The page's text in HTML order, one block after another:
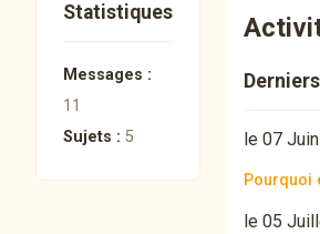
Statistiques
Messages :
11
Sujets : 5 le 07
Pourquoi
le 05